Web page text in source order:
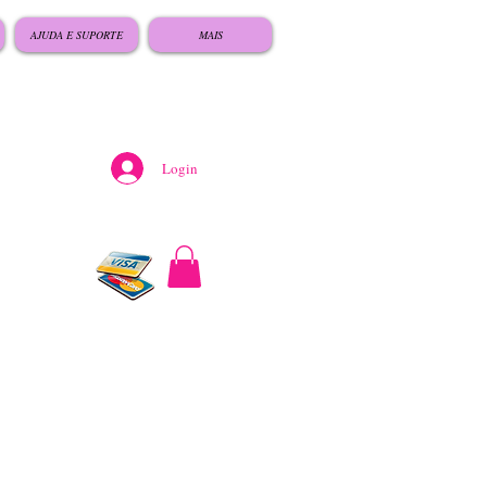
AJUDA E SUPORTE MAIS
Login